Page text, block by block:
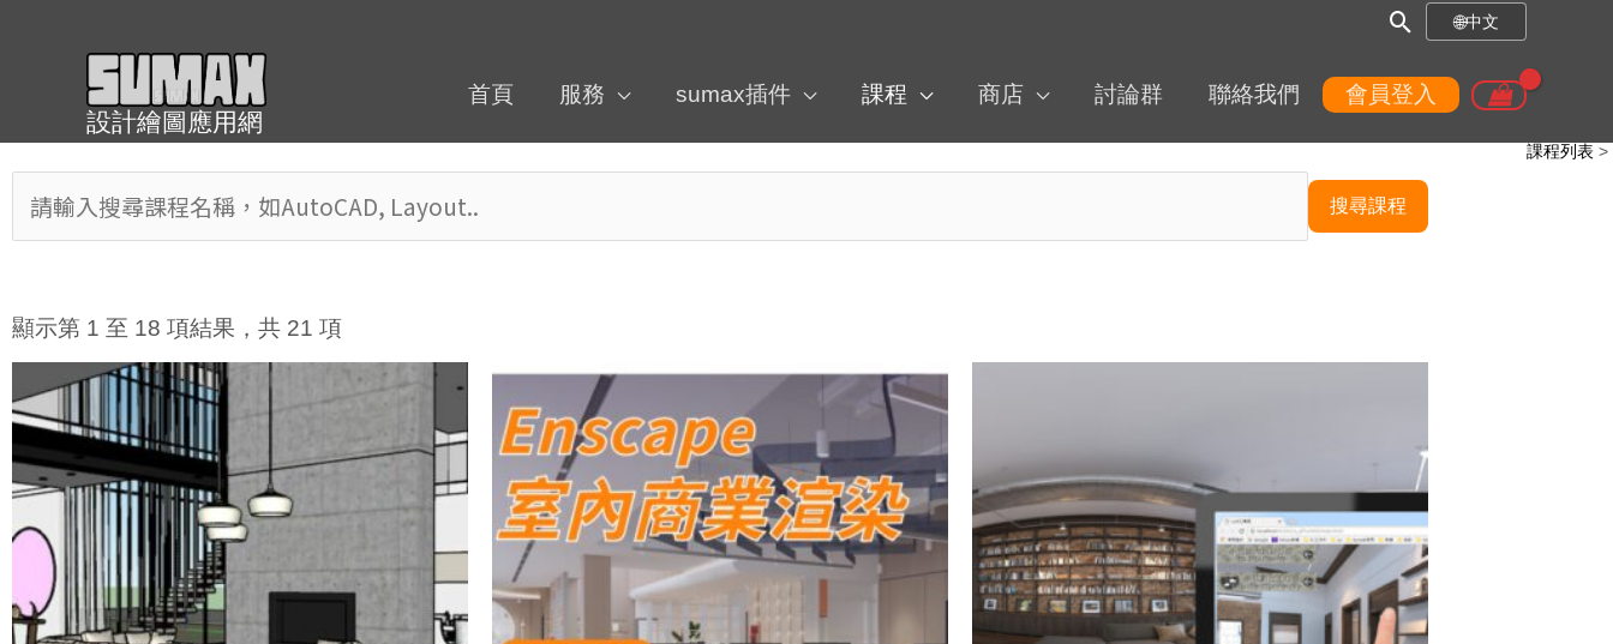
搜
框
🌐中文
設計繪圖應用網
首頁 服務 sumax插件 課程 商店 討論群 聯絡我們 會員登入
課程列表
搜尋課程
顯示第 1 至 18 項結果，共 21 項最
項
目
序
原
始
價
格：
NT$26,000。NT$23,000。
原
價
格：
NT$52,000。
目
價
格：
NT$46,800。
NT$26,000。NT$23,400。